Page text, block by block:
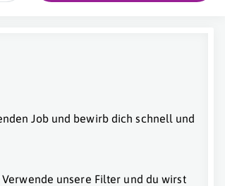
Job und bewirb dich schnell und
unsere Filter und du wirst